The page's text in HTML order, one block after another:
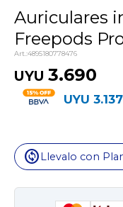
Auriculares
Freepods
4895180778476
UYU 3.690
UYU 3.137
change_circleLlevalo con